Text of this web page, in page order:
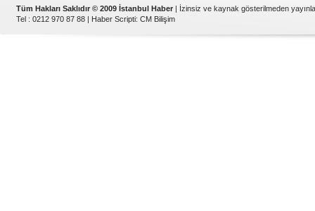
Tüm Hakları Saklıdır © 2009 İstanbul Haber | İzinsiz ve kaynak gösterilmeden
Tel : 0212 970 87 88 | Haber Scripti: CM Bilişim